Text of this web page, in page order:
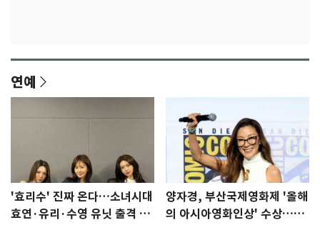
연예
'효리수' 진짜 온다…소녀시대
효연·유리·수영 유닛 출격 [N
양자경, 부산국제영화제 '올해
의 아시아영화인상' 수상…15